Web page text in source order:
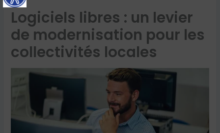
Logiciels libres : un levier
de modernisation pour les
collectivités locales